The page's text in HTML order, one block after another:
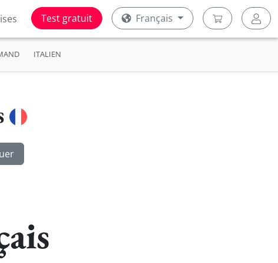
Test gratuit Français
ITALIEN